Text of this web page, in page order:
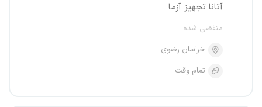
آتانا تجهیز آزما
منقضی شده
خراسان رضوی
تمام وقت